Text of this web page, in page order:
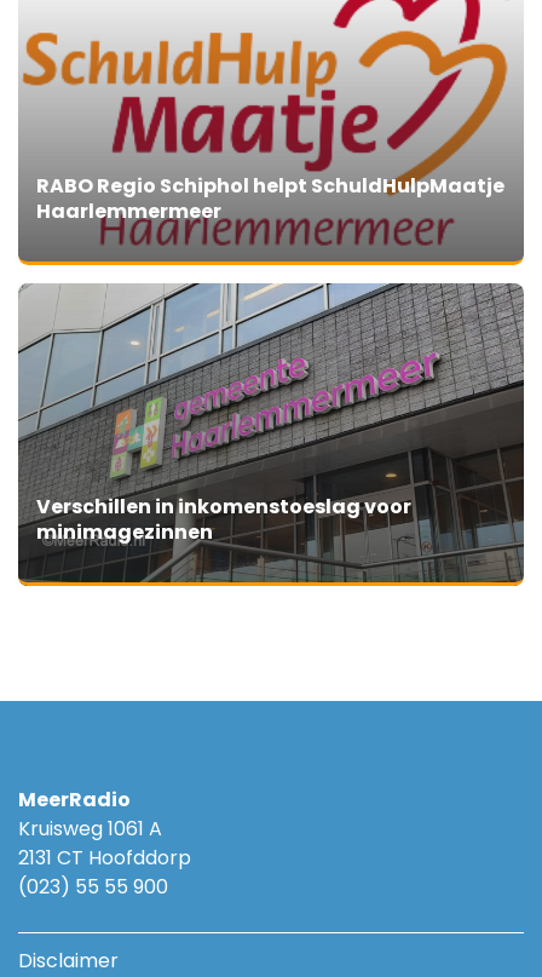
RABO Regio Schiphol helpt SchuldHulpMaatje
Haarlemmermeer
Verschillen in inkomenstoeslag voor
minimagezinnen
MeerRadio
Kruisweg 1061 A
2131 CT Hoofddorp
(023) 55 55 900
Disclaimer